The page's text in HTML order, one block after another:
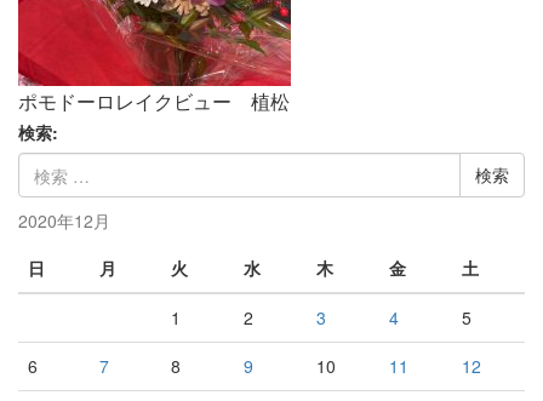
ポモドーロレイクビュー 植松
検索:
2020年12月
日
月 火 水 木 金 土
1 2 3 4
5
6
7 8 9 10 11
12